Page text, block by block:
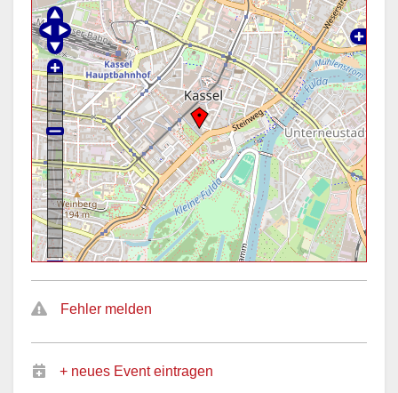
Fehler melden
+ neues Event eintragen